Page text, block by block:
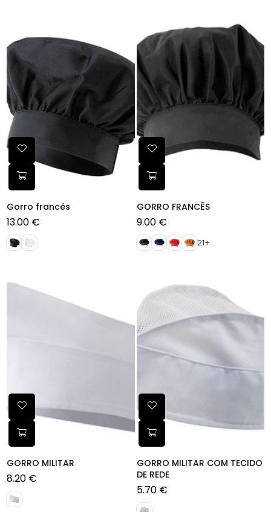
Gorro francés
Preço
normal
13.00 €
GORRO FRANCÊS
Preço
normal
9.00 €
21+
GORRO MILITAR
Preço
normal
8.20 €
GORRO MILITAR COM TECIDO
DE REDE
Preço
normal
5.70 €